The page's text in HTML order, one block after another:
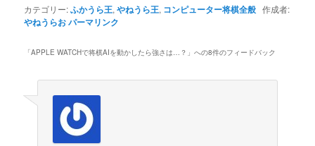
カテゴリー:ふかうら王,やねうら王, コンピューター将棋全般 作成者:
やねうらおパーマリンク
「APPLE WATCHで将棋AIを動かしたら強さは…？ 」への8件のフィードバック